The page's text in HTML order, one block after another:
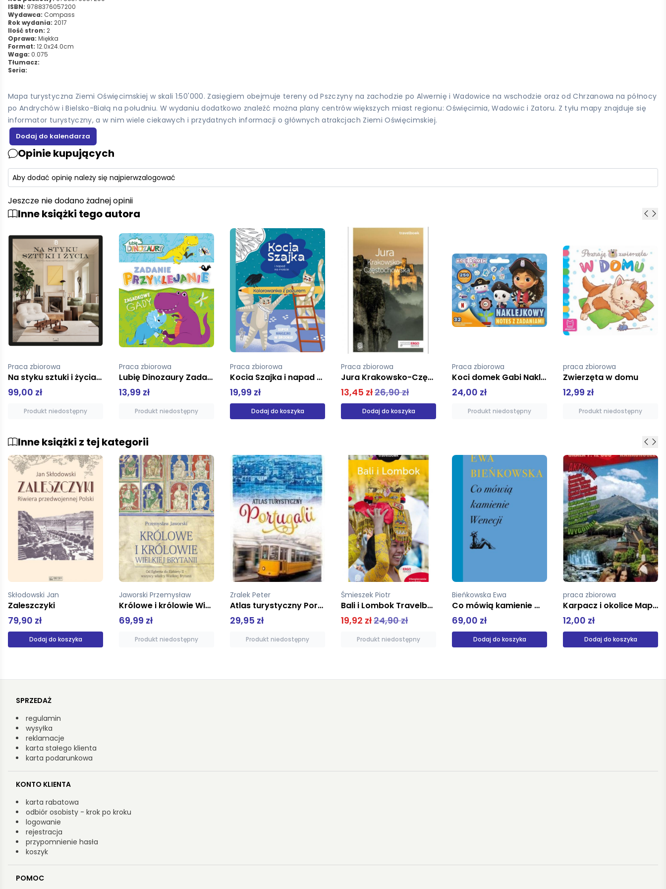
ISBN: 9788376057200
Wydawca: Compass
Rok wydania: 2017
Ilość stron: 2
Oprawa: Miękka
Format: 12.0x24.0cm
Waga: 0.075
Tłumacz:
Seria:
Mapa turystyczna Ziemi Oświęcimskiej w skali 1:50'000. Zasięgiem obejmuje tereny od Pszczyny na zachodzie po Alwernię i Wadowice na wschodzie oraz od Chrzanowa na północy
po Andrychów i Bielsko-Białą na południu. W wydaniu dodatkowo znaleźć można plany centrów większych miast regionu: Oświęcimia, Wadowic i Zatoru. Z tyłu mapy znajduje się
informator turystyczny, a w nim wiele ciekawych i przydatnych informacji o głównych atrakcjach Ziemi Oświęcimskiej.
Opinie kupujących
Aby dodać opinię należy się najpierwzalogować
Jeszcze nie dodano żadnej opinii
Inne książki tego autora
Praca zbiorowa
Lubię Dinozaury Zadanie Przyklejanie Zagadkowe gady
13,99 zł
Produkt niedostępny
Praca zbiorowa
Kocia Szajka i napad na moście. Kolorowanka z pazurem
19,99 zł
Dodaj do koszyka
Praca zbiorowa
Jura Krakowsko-Częstochowska Travelbook
13,45 zł
Dodaj do koszyka
Praca zbiorowa
Koci domek Gabi Naklejkowy notes z zadaniami
24,00 zł
Produkt niedostępny
praca zbiorowa
Zwierzęta w domu
12,99 zł
Produkt niedostępny
Praca zbiorowa
35,00 zł
Produkt niedostępny
Inne książki z tej kategorii
Jaworski Przemysław
69,99 zł
Produkt niedostępny
Zralek Peter
Atlas turystyczny Portugalii
29,95 zł
Produkt niedostępny
Śmieszek Piotr
Bali i Lombok Travelbook
19,92 zł24,90 zł
Produkt niedostępny
Bieńkowska Ewa
Co mówią kamienie Wenecji
69,00 zł
Dodaj do koszyka
praca zbiorowa
12,00 zł
Dodaj do koszyka
pz
Fagaras, Bucegi, Piatra Craiului laminowana mapa trekingowa 1:80 000
49,90 zł
Produkt niedostępny
SPRZEDAŻ
regulamin
wysyłka
reklamacje
karta stałego klienta
karta podarunkowa
KONTO KLIENTA
karta rabatowa
odbiór osobisty - krok po kroku
logowanie
rejestracja
przypomnienie hasła
koszyk
POMOC